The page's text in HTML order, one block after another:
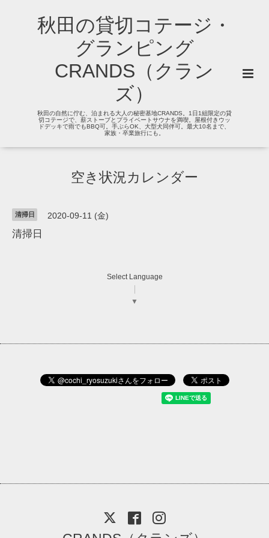
秋田の貸切コテージ・
グランピング
CRANDS（クラン
ズ）
秋田の自然に佇む、泊まれる大人の秘密基地CRANDS。1日1組限定の貸
切コテージで、薪ストーブとプライベートサウナを満喫。屋根付きウッ
ドデッキで雨でもBBQ可。手ぶらOK、大型犬同伴可。最大10名まで、
家族・卒業旅行にも。
空き状況カレンダー
清掃日 2020-09-11 (金)
清掃日
Select Language
▼